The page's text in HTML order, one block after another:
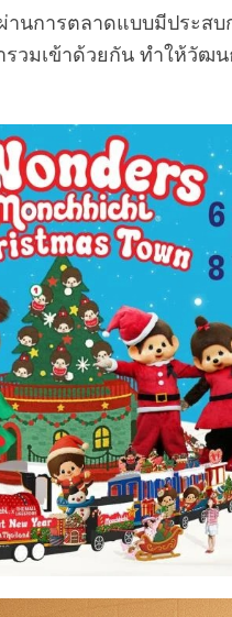
นการตลาดแบบมีประส
วมเข้าด้วยกัน ทำให้วัฒน